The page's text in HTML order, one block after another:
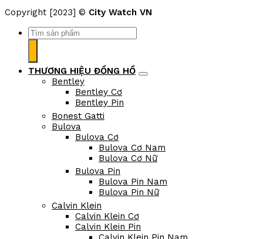
Copyright [2023] ©
THƯƠNG HIỆU ĐỒNG HỒ
Bentley Cơ
Bentley Pin
Bonest Gatti